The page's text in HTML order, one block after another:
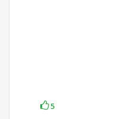
5